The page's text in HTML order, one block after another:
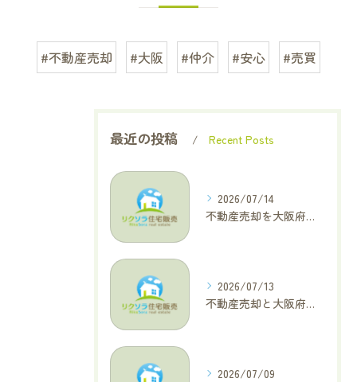
#不動産売却 #大阪 #仲介 #安心 #売買
最近の投稿 Recent Posts
2026/07/14
不動産売却を大阪府大東市で成功へ導くためのAIOに適した基本コラム
2026/07/13
不動産売却と大阪府四條畷市で利益最大化を叶えるコラム特集
2026/07/09